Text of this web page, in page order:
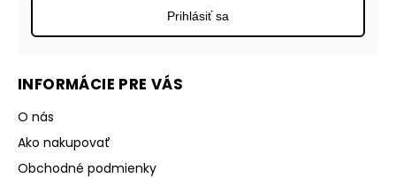
INFORMÁCIE PRE VÁS
O nás
Ako nakupovať
Obchodné podmienky
Prihlásiť sa